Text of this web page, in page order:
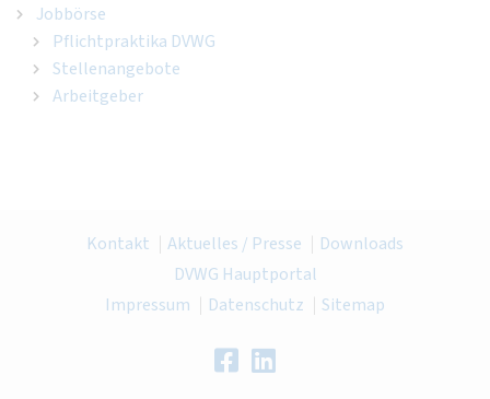
Jobbörse
Pflichtpraktika DVWG
Stellenangebote
Arbeitgeber
Kontakt Aktuelles / Presse
Downloads
DVWG Hauptportal
Impressum
Datenschutz Sitemap